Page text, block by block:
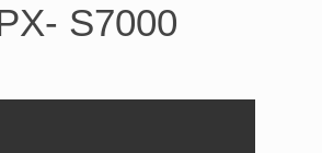
S7000